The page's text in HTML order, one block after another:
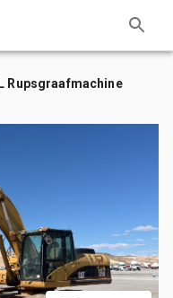
Rupsgraafmachine